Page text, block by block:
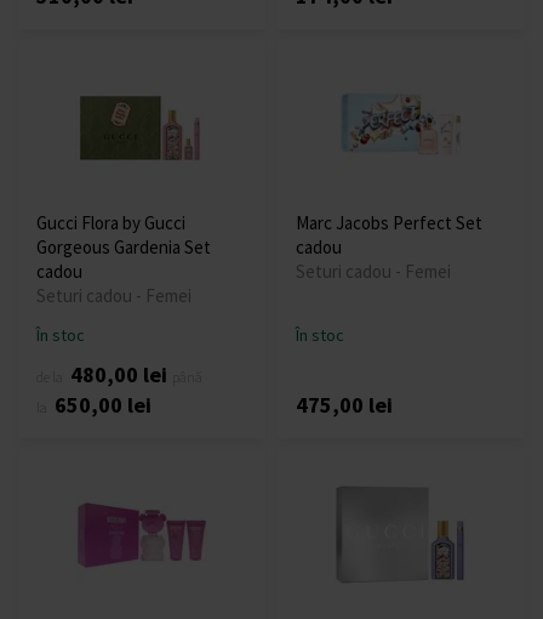
Gucci Flora by Gucci
Gorgeous Gardenia Set
cadou
Seturi cadou - Femei
În stoc
480,00 lei
650,00 lei
Marc Jacobs Perfect Set
cadou
Seturi cadou - Femei
În stoc
475,00 lei